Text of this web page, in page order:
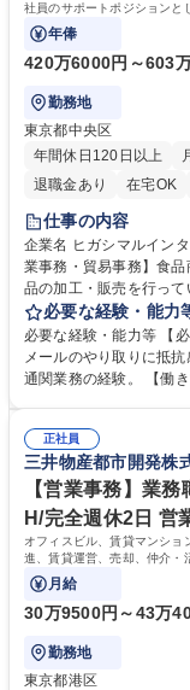
社員のサポートポジションと
事業の根幹を支えていただき
年俸
420万6000円～603
勤務地
東京都中央区
年間休日120日以上
退職金あり
在宅OK
仕事の内容
企業名 ヒガシマルインターナショナ
業事務・貿易事務】食品商社/
品の加工・販売を行っ
します。営業社員のサ
調整まで幅広く対応し、当
業務、請求書発行 ■海
の確認・作成 ■配送手配
ルプロデュースしている
す。 募集職種 東京都中央区【営業事務・貿易事務】食品商社/残業少なめ/
リモート等相談可
必要な経験・能力
必要な経験・能力等 【
メールのやり取りに抵
通関業務の経験。 【働き方について】所定労働時間は7時間と短めで、残
の強み】1991年の設立
ズに沿った冷凍水産物等
自社工場と海外拠点の
みです。 学歴・
正社員
三井物産都市開発株
【営業事務】業
H/完全週休2日 営
オフィスビル、賃貸マンショ
進、賃貸運営、売却、仲介・
ます。
月給
30万9500円～43万
勤務地
東京都港区